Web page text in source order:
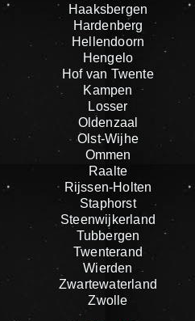
Haaksbergen
Hardenberg
Hellendoorn
Hengelo
Hof van Twente
Kampen
Losser
Oldenzaal
Olst-Wijhe
Ommen
Raalte
Rijssen-Holten
Staphorst
Steenwijkerland
Tubbergen
Twenterand
Wierden
Zwartewaterland
Zwolle